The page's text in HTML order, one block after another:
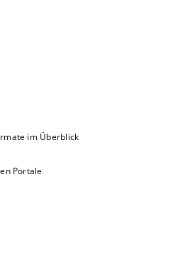
im Überblick
Portale